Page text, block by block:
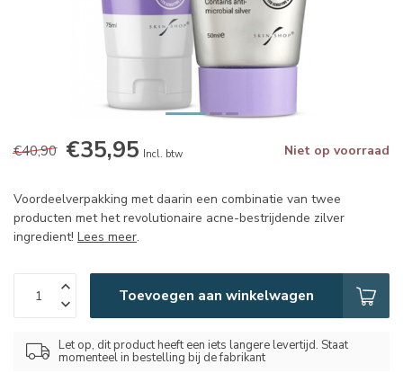
€40,90 €35,95 Incl. btw Niet op voorraad
Voordeelverpakking met daarin een combinatie van twee
producten met het revolutionaire acne-bestrijdende zilver
ingredient! Lees meer.
Toevoegen aan winkelwagen
Let op, dit product heeft een iets langere levertijd. Staat
momenteel in bestelling bij de fabrikant